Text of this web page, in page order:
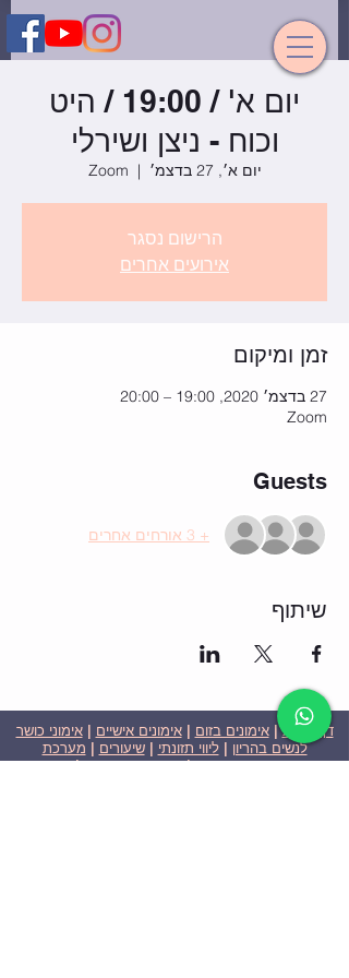
יום א' / 19:00 / היט
וכוח - ניצן ושירלי
יום א׳, 27 בדצמ׳
  |
Zoom
הרישום נסגר
אירועים אחרים
זמן ומיקום
27 בדצמ׳ 2020, 19:00 – 20:00
Zoom
Guests
+ 3 אורחים אחרים
שיתוף
דף הבית|אימונים בזום |אימונים אישיים |אימוני כושר
לנשים בהריון |ליווי תזונתי |שיעורים | מערכת
שבועית-אימונים בזום|תוכניות ומחירים|סרטוני